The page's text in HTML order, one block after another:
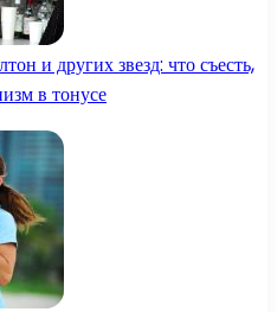
и других звезд: что съесть,
в тонусе